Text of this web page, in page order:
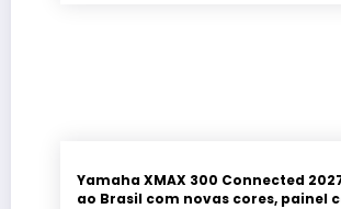
Yamaha XMAX 300 Connected
ao Brasil com novas cores, painel